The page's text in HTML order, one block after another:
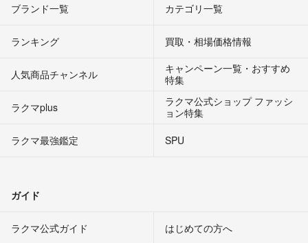
ブランド一覧 カテゴリ一覧
ランキング 買取・相場価格情報
人気商品チャンネル
キャンペーン一覧・おすすめ
特集
ラクマplus
ラクマ公式ショップ ファッシ
ョン特集
ラクマ最強鑑定
SPU
ガイド
ラクマ公式ガイド はじめての方へ